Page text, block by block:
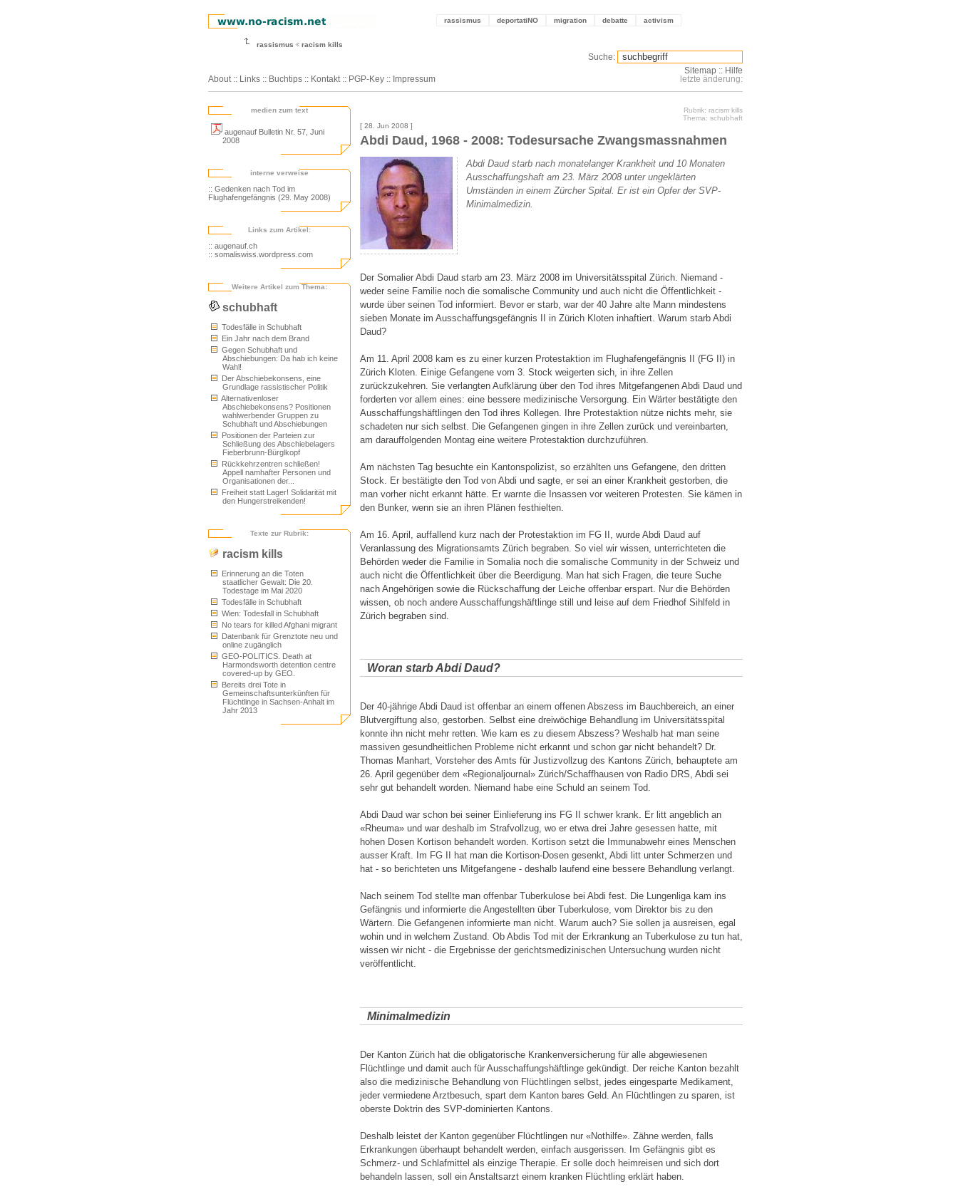
rassismus deportatiNO migration debatte activism
rassismus racism kills
About :: Links :: Buchtips :: Kontakt :: PGP-Key :: Impressum
Suche:
Sitemap :: Hilfe
letzte änderung:
medien zum text
augenauf Bulletin Nr. 57, Juni
2008
interne verweise
:: Gedenken nach Tod im
Flughafengefängnis (29. May 2008)
Links zum Artikel:
:: augenauf.ch
:: somaliswiss.wordpress.com
Weitere Artikel zum Thema:
schubhaft
Todesfälle in Schubhaft
Ein Jahr nach dem Brand
Gegen Schubhaft und
Abschiebungen: Da hab ich keine
Wahl!
Der Abschiebekonsens, eine
Grundlage rassistischer Politik
Alternativenloser
Abschiebekonsens? Positionen
wahlwerbender Gruppen zu
Schubhaft und Abschiebungen
Positionen der Parteien zur
Schließung des Abschiebelagers
Fieberbrunn-Bürglkopf
Rückkehrzentren schließen!
Appell namhafter Personen und
Organisationen der...
Freiheit statt Lager! Solidarität mit
den Hungerstreikenden!
Texte zur Rubrik:
racism kills
Erinnerung an die Toten
staatlicher Gewalt: Die 20.
Todestage im Mai 2020
Todesfälle in Schubhaft
Wien: Todesfall in Schubhaft
No tears for killed Afghani migrant
Datenbank für Grenztote neu und
online zugänglich
GEO-POLITICS. Death at
Harmondsworth detention centre
covered-up by GEO.
Bereits drei Tote in
Gemeinschaftsunterkünften für
Flüchtlinge in Sachsen-Anhalt im
Jahr 2013
Rubrik: racism kills
Thema: schubhaft
[ 28. Jun 2008 ]
Abdi Daud, 1968 - 2008: Todesursache Zwangsmassnahmen
Abdi Daud starb nach monatelanger Krankheit und 10 Monaten
Ausschaffungshaft am 23. März 2008 unter ungeklärten
Umständen in einem Zürcher Spital. Er ist ein Opfer der SVP-
Minimalmedizin.
Der Somalier Abdi Daud starb am 23. März 2008 im Universitätsspital Zürich. Niemand -
weder seine Familie noch die somalische Community und auch nicht die Öffentlichkeit -
wurde über seinen Tod informiert. Bevor er starb, war der 40 Jahre alte Mann mindestens
sieben Monate im Ausschaffungsgefängnis II in Zürich Kloten inhaftiert. Warum starb Abdi
Daud?
Am 11. April 2008 kam es zu einer kurzen Protestaktion im Flughafengefängnis II (FG II) in
Zürich Kloten. Einige Gefangene vom 3. Stock weigerten sich, in ihre Zellen
zurückzukehren. Sie verlangten Aufklärung über den Tod ihres Mitgefangenen Abdi Daud und
forderten vor allem eines: eine bessere medizinische Versorgung. Ein Wärter bestätigte den
Ausschaffungshäftlingen den Tod ihres Kollegen. Ihre Protestaktion nütze nichts mehr, sie
schadeten nur sich selbst. Die Gefangenen gingen in ihre Zellen zurück und vereinbarten,
am darauffolgenden Montag eine weitere Protestaktion durchzuführen.
Am nächsten Tag besuchte ein Kantonspolizist, so erzählten uns Gefangene, den dritten
Stock. Er bestätigte den Tod von Abdi und sagte, er sei an einer Krankheit gestorben, die
man vorher nicht erkannt hätte. Er warnte die Insassen vor weiteren Protesten. Sie kämen in
den Bunker, wenn sie an ihren Plänen festhielten.
Am 16. April, auffallend kurz nach der Protestaktion im FG II, wurde Abdi Daud auf
Veranlassung des Migrationsamts Zürich begraben. So viel wir wissen, unterrichteten die
Behörden weder die Familie in Somalia noch die somalische Community in der Schweiz und
auch nicht die Öffentlichkeit über die Beerdigung. Man hat sich Fragen, die teure Suche
nach Angehörigen sowie die Rückschaffung der Leiche offenbar erspart. Nur die Behörden
wissen, ob noch andere Ausschaffungshäftlinge still und leise auf dem Friedhof Sihlfeld in
Zürich begraben sind.
Woran starb Abdi Daud?
Der 40-jährige Abdi Daud ist offenbar an einem offenen Abszess im Bauchbereich, an einer
Blutvergiftung also, gestorben. Selbst eine dreiwöchige Behandlung im Universitätsspital
konnte ihn nicht mehr retten. Wie kam es zu diesem Abszess? Weshalb hat man seine
massiven gesundheitlichen Probleme nicht erkannt und schon gar nicht behandelt? Dr.
Thomas Manhart, Vorsteher des Amts für Justizvollzug des Kantons Zürich, behauptete am
26. April gegenüber dem «Regionaljournal» Zürich/Schaffhausen von Radio DRS, Abdi sei
sehr gut behandelt worden. Niemand habe eine Schuld an seinem Tod.
Abdi Daud war schon bei seiner Einlieferung ins FG II schwer krank. Er litt angeblich an
«Rheuma» und war deshalb im Strafvollzug, wo er etwa drei Jahre gesessen hatte, mit
hohen Dosen Kortison behandelt worden. Kortison setzt die Immunabwehr eines Menschen
ausser Kraft. Im FG II hat man die Kortison-Dosen gesenkt, Abdi litt unter Schmerzen und
hat - so berichteten uns Mitgefangene - deshalb laufend eine bessere Behandlung verlangt.
Nach seinem Tod stellte man offenbar Tuberkulose bei Abdi fest. Die Lungenliga kam ins
Gefängnis und informierte die Angestellten über Tuberkulose, vom Direktor bis zu den
Wärtern. Die Gefangenen informierte man nicht. Warum auch? Sie sollen ja ausreisen, egal
wohin und in welchem Zustand. Ob Abdis Tod mit der Erkrankung an Tuberkulose zu tun hat,
wissen wir nicht - die Ergebnisse der gerichtsmedizinischen Untersuchung wurden nicht
veröffentlicht.
Minimalmedizin
Der Kanton Zürich hat die obligatorische Krankenversicherung für alle abgewiesenen
Flüchtlinge und damit auch für Ausschaffungshäftlinge gekündigt. Der reiche Kanton bezahlt
also die medizinische Behandlung von Flüchtlingen selbst, jedes eingesparte Medikament,
jeder vermiedene Arztbesuch, spart dem Kanton bares Geld. An Flüchtlingen zu sparen, ist
oberste Doktrin des SVP-dominierten Kantons.
Deshalb leistet der Kanton gegenüber Flüchtlingen nur «Nothilfe». Zähne werden, falls
Erkrankungen überhaupt behandelt werden, einfach ausgerissen. Im Gefängnis gibt es
Schmerz- und Schlafmittel als einzige Therapie. Er solle doch heimreisen und sich dort
behandeln lassen, soll ein Anstaltsarzt einem kranken Flüchtling erklärt haben.